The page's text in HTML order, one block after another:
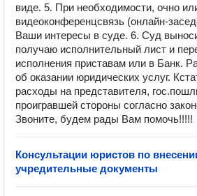
виде. 5. При необходимости, очно
видеоконференцсвязь (онлайн-
Ваши интересы в суде. 6. Суд
получаю исполнительный лист и
исполнения приставам или в Банк.
об оказании юридических услуг.
расходы на представителя,
проигравшей стороны согласно
Звоните, будем рады Вам помочь!!!!!
Консультации юристов по
учредительные документы